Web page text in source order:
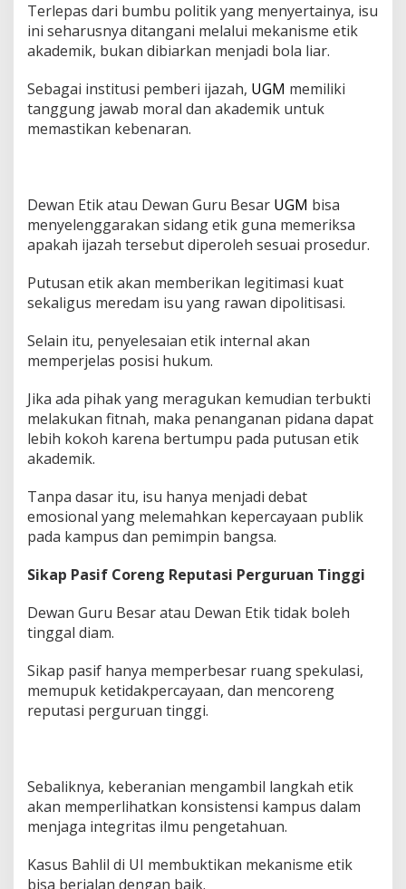
Terlepas dari bumbu politik yang menyertainya, isu
ini seharusnya ditangani melalui mekanisme etik
akademik, bukan dibiarkan menjadi bola liar.
Sebagai institusi pemberi ijazah, UGM memiliki
tanggung jawab moral dan akademik untuk
memastikan kebenaran.
Dewan Etik atau Dewan Guru Besar UGM bisa
menyelenggarakan sidang etik guna memeriksa
apakah ijazah tersebut diperoleh sesuai prosedur.
Putusan etik akan memberikan legitimasi kuat
sekaligus meredam isu yang rawan dipolitisasi.
Selain itu, penyelesaian etik internal akan
memperjelas posisi hukum.
Jika ada pihak yang meragukan kemudian terbukti
melakukan fitnah, maka penanganan pidana dapat
lebih kokoh karena bertumpu pada putusan etik
akademik.
Tanpa dasar itu, isu hanya menjadi debat
emosional yang melemahkan kepercayaan publik
pada kampus dan pemimpin bangsa.
Sikap Pasif Coreng Reputasi Perguruan Tinggi
Dewan Guru Besar atau Dewan Etik tidak boleh
tinggal diam.
Sikap pasif hanya memperbesar ruang spekulasi,
memupuk ketidakpercayaan, dan mencoreng
reputasi perguruan tinggi.
Sebaliknya, keberanian mengambil langkah etik
akan memperlihatkan konsistensi kampus dalam
menjaga integritas ilmu pengetahuan.
Kasus Bahlil di UI membuktikan mekanisme etik
bisa berjalan dengan baik.